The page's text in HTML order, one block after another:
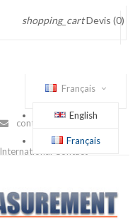
shopping_cart Devis (0)
Français
English
Français
contact@sensel-
International Contact